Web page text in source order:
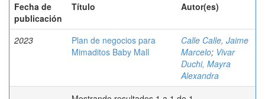
Fecha de
publicación
Título Autor(es)
2023
Plan de negocios para
Mimaditos Baby Mall
Calle Calle, Jaime
Marcelo; Vivar
Duchi, Mayra
Alexandra